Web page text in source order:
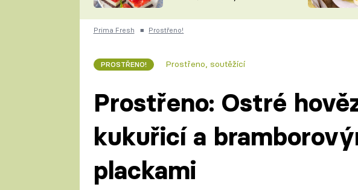
ČESKO NA TALÍŘI
KUCHAŘKA
Prima Fresh ■ Prostřeno!
PROSTŘENO! Prostřeno, soutěžící
Prostřeno: Ostré
kukuřicí a
plackami